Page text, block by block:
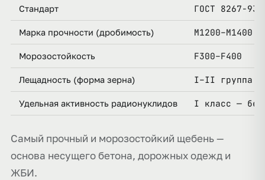
Стандарт ГОСТ 8267-93
Марка прочности (дробимость) М1200–М1400
Морозостойкость F300–F400
Лещадность (форма зерна) I–II группа
Удельная активность радионуклидов I класс —
Самый прочный и морозостойкий щебень —
основа несущего бетона, дорожных одежд и
ЖБИ.